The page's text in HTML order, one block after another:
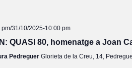
pm/31/10/2025-10:00 pm
QUASI 80, homenatge a Joan
Pedreguer Glorieta de la Creu, 14,